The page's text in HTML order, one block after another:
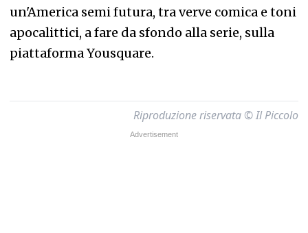
un'America semi futura, tra verve comica e toni
apocalittici, a fare da sfondo alla serie, sulla
piattaforma Yousquare.
Riproduzione riservata © Il Piccolo